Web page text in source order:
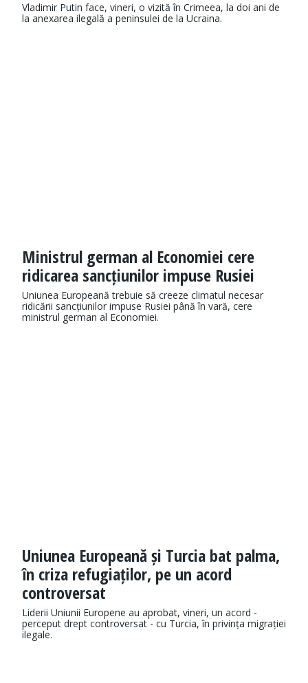
Vladimir Putin face, vineri, o vizită în Crimeea, la doi ani de
la anexarea ilegală a peninsulei de la Ucraina.
Ministrul german al Economiei cere
ridicarea sancțiunilor impuse Rusiei
Uniunea Europeană trebuie să creeze climatul necesar
ridicării sancțiunilor impuse Rusiei până în vară, cere
ministrul german al Economiei.
Uniunea Europeană și Turcia bat palma,
în criza refugiaților, pe un acord
controversat
Liderii Uniunii Europene au aprobat, vineri, un acord -
perceput drept controversat - cu Turcia, în privința migrației
ilegale.